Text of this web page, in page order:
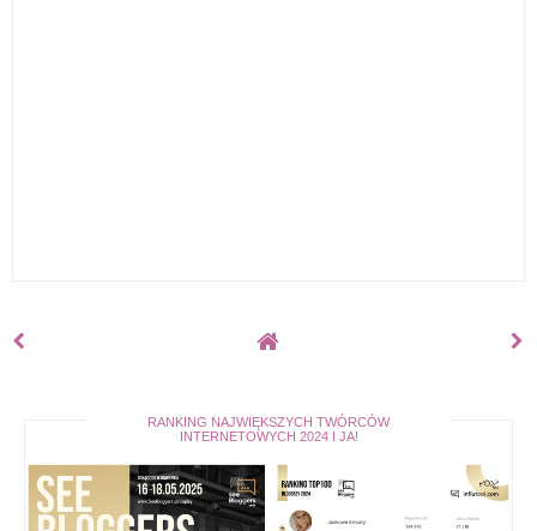
RANKING NAJWIĘKSZYCH TWÓRCÓW
INTERNETOWYCH 2024 I JA!